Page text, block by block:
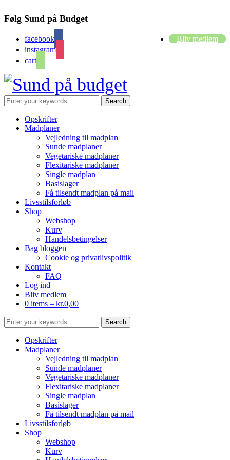
Følg Sund på Budget
facebook
instagram
cart
Bliv medlem
Opskrifter
Madplaner
Vejledning til madplan
Sunde madplaner
Vegetariske madplaner
Flexitariske madplaner
Single madplan
Basislager
Få tilsendt madplan på mail
Livsstilsforløb
Shop
Webshop
Kurv
Handelsbetingelser
Bag bloggen
Cookie og privatlivspolitik
Kontakt
FAQ
Log ind
Bliv medlem
0 items – kr.0,00
Opskrifter
Madplaner
Vejledning til madplan
Sunde madplaner
Vegetariske madplaner
Flexitariske madplaner
Single madplan
Basislager
Få tilsendt madplan på mail
Livsstilsforløb
Shop
Webshop
Kurv